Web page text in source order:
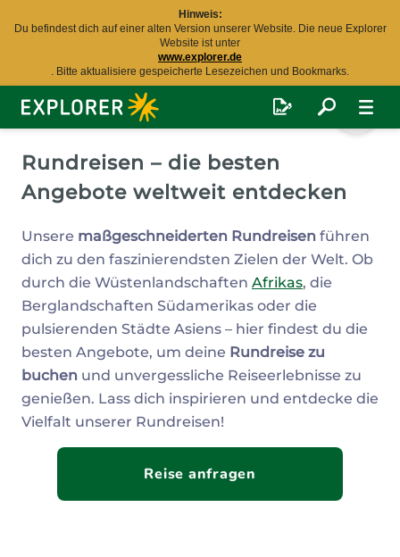
Hinweis:
Du befindest dich auf einer alten Version unserer Website. Die neue Explorer
Website ist unter
www.explorer.de
. Bitte aktualisiere gespeicherte Lesezeichen und Bookmarks.
Explorer
Fernreisen
Rundreisen – die besten
Angebote weltweit entdecken
Unsere maßgeschneiderten Rundreisen führen
dich zu den faszinierendsten Zielen der Welt. Ob
durch die Wüstenlandschaften Afrikas, die
Berglandschaften Südamerikas oder die
pulsierenden Städte Asiens – hier findest du die
besten Angebote, um deine Rundreise zu
buchen und unvergessliche Reiseerlebnisse zu
genießen. Lass dich inspirieren und entdecke die
Vielfalt unserer Rundreisen!
Reise anfragen